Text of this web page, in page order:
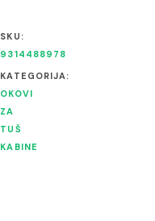
SKU:
9314488978
KATEGORIJA:
OKOVI
ZA
TUŠ
KABINE